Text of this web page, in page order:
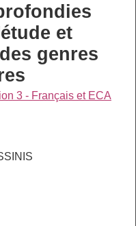
et
genres
3 - Français et ECA